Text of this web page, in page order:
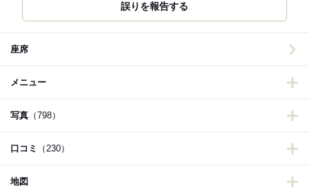
誤りを報告する
座席
メニュー
写真 （798）
口コミ （230）
地図